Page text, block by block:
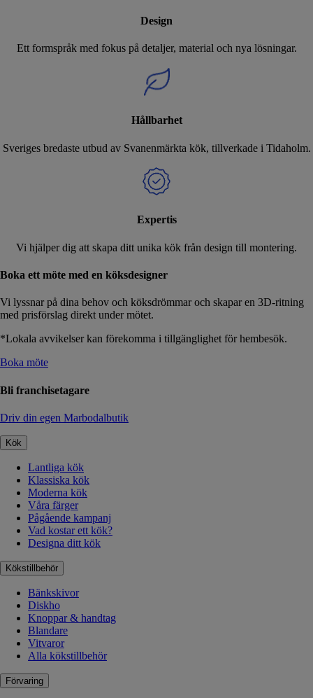
Design
Ett formspråk med fokus på detaljer, material och nya lösningar.
Hållbarhet
Sveriges bredaste utbud av Svanenmärkta kök, tillverkade i Tidaholm.
Expertis
Vi hjälper dig att skapa ditt unika kök från design till montering.
Boka ett möte med en köksdesigner
Vi lyssnar på dina behov och köksdrömmar och skapar en 3D-ritning
med prisförslag direkt under mötet.
*Lokala avvikelser kan förekomma i tillgänglighet för hembesök.
Boka möte
Bli franchisetagare
Driv din egen Marbodalbutik
Kök
Lantliga kök
Klassiska kök
Moderna kök
Våra färger
Pågående kampanj
Vad kostar ett kök?
Designa ditt kök
Kökstillbehör
Bänkskivor
Diskho
Knoppar & handtag
Blandare
Vitvaror
Alla kökstillbehör
Förvaring